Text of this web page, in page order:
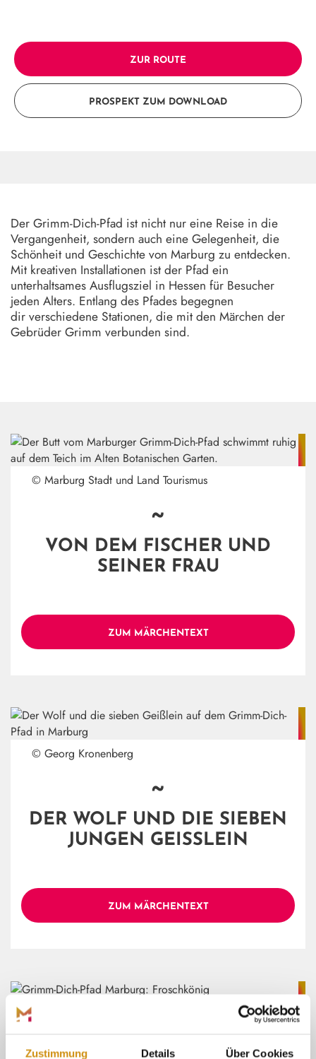
Zustimmung Details Über Cookies
ZUR ROUTE
PROSPEKT ZUM DOWNLOAD
Der Grimm-Dich-Pfad ist nicht nur eine Reise in die
Vergangenheit, sondern auch eine Gelegenheit, die
Schönheit und Geschichte von Marburg zu entdecken.
Mit kreativen Installationen ist der Pfad ein
unterhaltsames Ausflugsziel in Hessen für Besucher
jeden Alters. Entlang des Pfades begegnen
dir verschiedene Stationen, die mit den Märchen der
Gebrüder Grimm verbunden sind.
© Marburg Stadt und Land Tourismus
~
VON DEM FISCHER UND
SEINER FRAU
ZUM MÄRCHENTEXT
© Georg Kronenberg
~
DER WOLF UND DIE SIEBEN
JUNGEN GEISSLEIN
ZUM MÄRCHENTEXT
~